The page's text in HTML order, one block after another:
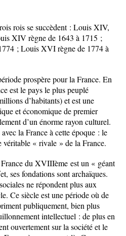
rois se succèdent : Louis XIV,
XIV règne de 1643 à 1715 ;
; Louis XVI règne de 1774 à
prospère pour la France. En
est le pays le plus peuplé
d’habitants) et est une
et économique de premier
d’un énorme rayon culturel.
la France à cette époque : le
véritable « rivale » de la France.
France du XVIIIème est un « géant
ses fondations sont archaïques.
ne répondent plus aux
Ce siècle est une période où de
publiquement, bien plus
intellectuel : de plus en
ouvertement sur la société et le